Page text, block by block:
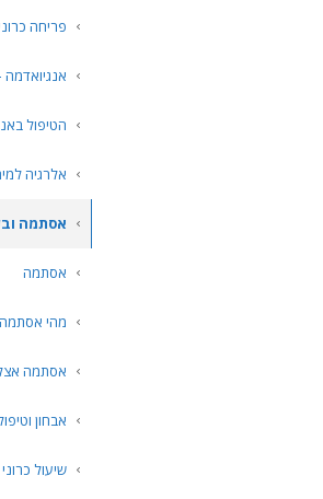
פריחה
הטיפול
אלרגיה
אסתמה
אסתמה
מהי
אסתמה
אבחון
שיעול כרוני